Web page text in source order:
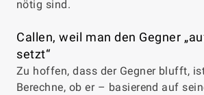
nötig sind.
Callen, weil man den Gegner
setzt“
Zu hoffen, dass der Gegner blufft,
Berechne, ob er – basierend auf